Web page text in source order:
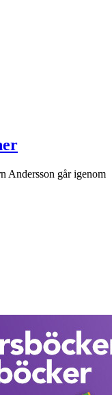
Andersson går igenom